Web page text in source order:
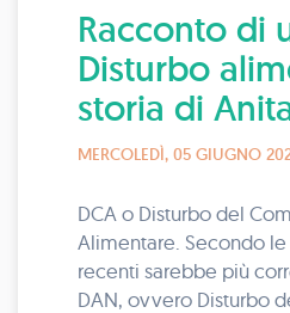
Racconto di
Disturbo
storia di
MERCOLEDÌ, 05 GIUGNO
DCA o Disturbo del
Alimentare. Secondo
recenti sarebbe più
DAN, ovvero Disturbo